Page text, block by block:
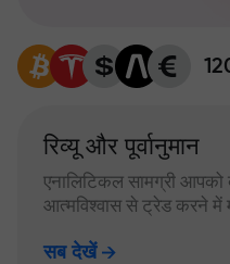
रिव्यू और पूर्वानुमान
एनालिटिकल सामग्री
आत्मविश्वास से ट्रेड करने में
सब देखें